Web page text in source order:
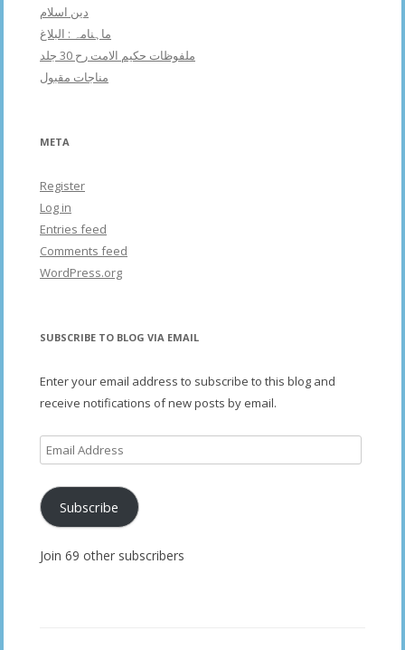
دین اسلام
ماہنامہ : البلاغ
ملفوظات حکیم الامت رح 30 جلد
مناجات مقبول
META
Register
Log in
Entries feed
Comments feed
WordPress.org
SUBSCRIBE TO BLOG VIA EMAIL
Enter your email address to subscribe to this blog and
receive notifications of new posts by email.
Email
Address
Subscribe
Join 69 other subscribers